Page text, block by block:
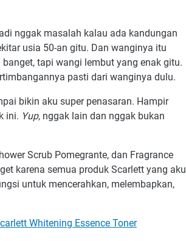
nggak masalah kalau ada kandungan
usia 50-an gitu. Dan wanginya itu
tapi wangi lembut yang enak gitu.
pasti dari wanginya dulu.
bikin aku super penasaran. Hampir
ini. Yup, nggak lain dan nggak bukan
Scrub Pomegrante, dan Fragrance
karena semua produk Scarlett yang aku
untuk mencerahkan, melembapkan,
Whitening Essence Toner